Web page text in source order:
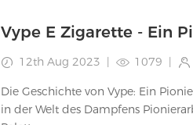
Vype E Zigarette - Ein
12th Aug 2023 | 1079 |
Die Geschichte von Vype: Ein Pionier im Dampfen Vype, jetzt als
in der Welt des Dampfens